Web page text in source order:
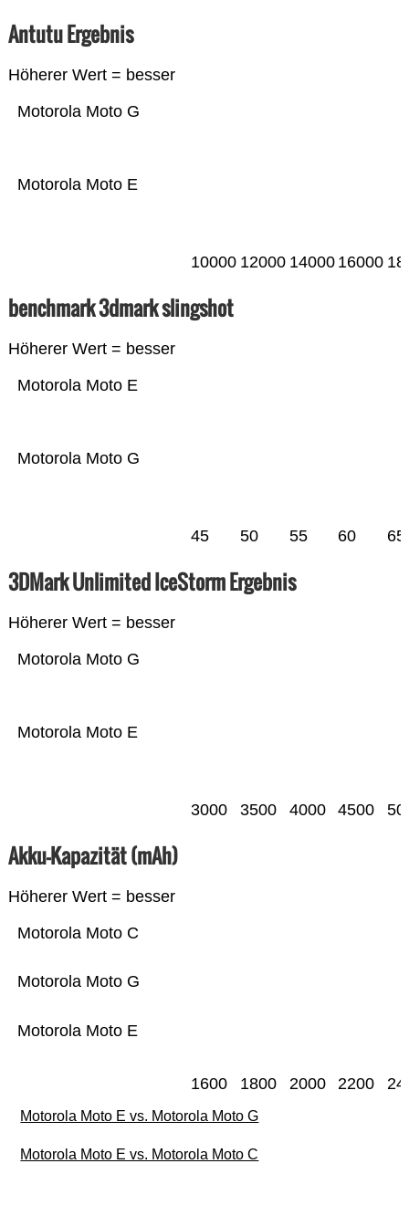
Antutu Ergebnis
Höherer Wert = besser
Motorola Moto E
Motorola Moto G
10000 12000 14000 16000
benchmark 3dmark slingshot
Höherer Wert = besser
Motorola Moto G
Motorola Moto E
45 50 55 60 65
3DMark Unlimited IceStorm Ergebnis
Höherer Wert = besser
Motorola Moto E
Motorola Moto G
3000 3500 4000 4500
Akku-Kapazität (mAh)
Höherer Wert = besser
Motorola Moto E
Motorola Moto G
Motorola Moto C
1600 1800 2000 2200
Motorola Moto E vs. Motorola Moto G
Motorola Moto E vs. Motorola Moto C